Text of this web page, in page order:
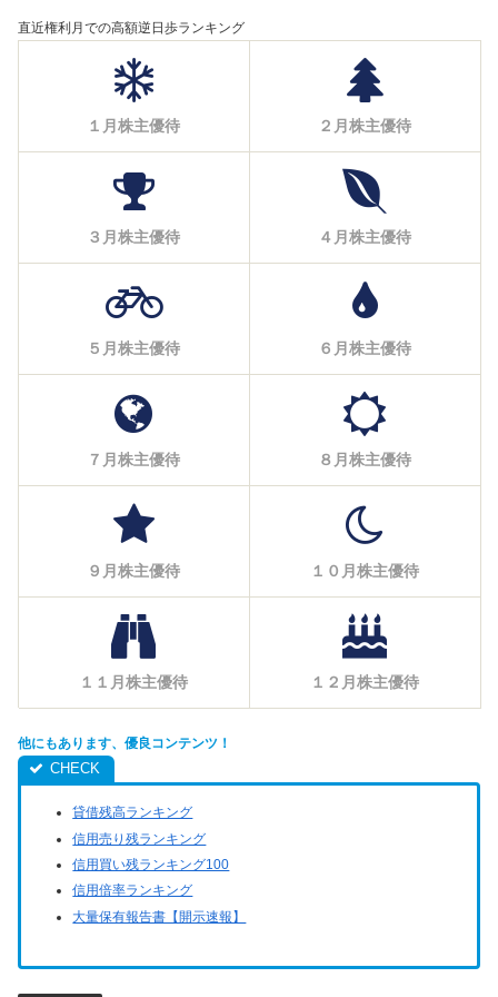
直近権利月での高額逆日歩ランキング
１月株主優待 ２月株主優待
３月株主優待 ４月株主優待
５月株主優待 ６月株主優待
７月株主優待 ８月株主優待
９月株主優待 １０月株主優待
１１月株主優待 １２月株主優待
他にもあります、優良コンテンツ！
貸借残高ランキング
信用売り残ランキング
信用買い残ランキング100
信用倍率ランキング
大量保有報告書【開示速報】